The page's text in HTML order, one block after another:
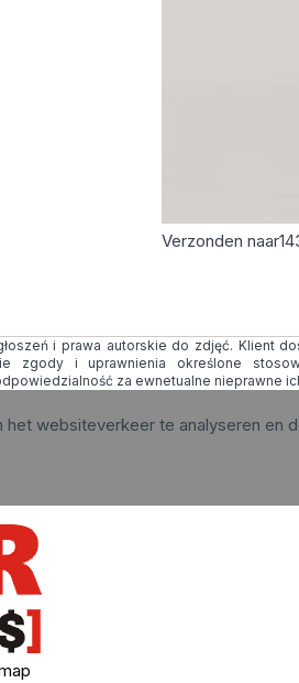
Verzonden naar
i prawa autorskie do zdjęć. Klient
zgody i uprawnienia określone
za ewnetualne nieprawne
het websiteverkeer te analyseren en